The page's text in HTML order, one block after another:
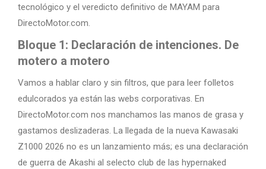
tecnológico y el veredicto definitivo de MAYAM para
DirectoMotor.com.
Bloque 1: Declaración de intenciones. De
motero a motero
Vamos a hablar claro y sin filtros, que para leer folletos
edulcorados ya están las webs corporativas. En
DirectoMotor.com nos manchamos las manos de grasa y
gastamos deslizaderas. La llegada de la nueva Kawasaki
Z1000 2026 no es un lanzamiento más; es una declaración
de guerra de Akashi al selecto club de las hypernaked